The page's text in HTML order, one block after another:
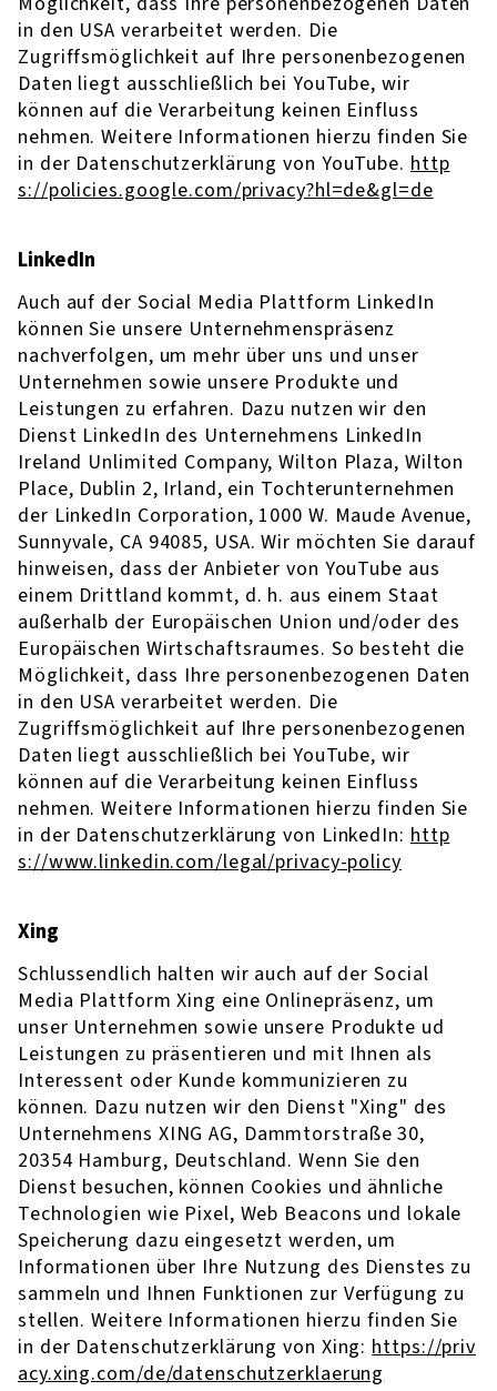
in den USA verarbeitet werden. Die
Zugriffsmöglichkeit auf Ihre personenbezogenen
Daten liegt ausschließlich bei YouTube, wir
können auf die Verarbeitung keinen Einfluss
nehmen. Weitere Informationen hierzu finden Sie
in der Datenschutzerklärung von YouTube. http
s://policies.google.com/privacy?hl=de&gl=de
LinkedIn
Auch auf der Social Media Plattform LinkedIn
können Sie unsere Unternehmenspräsenz
nachverfolgen, um mehr über uns und unser
Unternehmen sowie unsere Produkte und
Leistungen zu erfahren. Dazu nutzen wir den
Dienst LinkedIn des Unternehmens LinkedIn
Ireland Unlimited Company, Wilton Plaza, Wilton
Place, Dublin 2, Irland, ein Tochterunternehmen
der LinkedIn Corporation, 1000 W. Maude Avenue,
Sunnyvale, CA 94085, USA. Wir möchten Sie darauf
hinweisen, dass der Anbieter von YouTube aus
einem Drittland kommt, d. h. aus einem Staat
außerhalb der Europäischen Union und/oder des
Europäischen Wirtschaftsraumes. So besteht die
Möglichkeit, dass Ihre personenbezogenen Daten
in den USA verarbeitet werden. Die
Zugriffsmöglichkeit auf Ihre personenbezogenen
Daten liegt ausschließlich bei YouTube, wir
können auf die Verarbeitung keinen Einfluss
nehmen. Weitere Informationen hierzu finden Sie
in der Datenschutzerklärung von LinkedIn:http
s://www.linkedin.com/legal/privacy-policy
Xing
Schlussendlich halten wir auch auf der Social
Media Plattform Xing eine Onlinepräsenz, um
unser Unternehmen sowie unsere Produkte ud
Leistungen zu präsentieren und mit Ihnen als
Interessent oder Kunde kommunizieren zu
können. Dazu nutzen wir den Dienst "Xing" des
Unternehmens XING AG, Dammtorstraße 30,
20354 Hamburg, Deutschland. Wenn Sie den
Dienst besuchen, können Cookies und ähnliche
Technologien wie Pixel, Web Beacons und lokale
Speicherung dazu eingesetzt werden, um
Informationen über Ihre Nutzung des Dienstes zu
sammeln und Ihnen Funktionen zur Verfügung zu
stellen. Weitere Informationen hierzu finden Sie
in der Datenschutzerklärung von Xing:https://priv
acy.xing.com/de/datenschutzerklaerung